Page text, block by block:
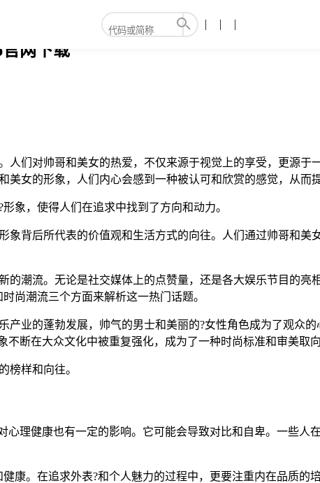
网下载
们对帅哥和美女的热爱，不仅来源于视觉上的享受，更源于
女的形象，人们内心会感到一种被认可和欣赏的感觉，从而
象，使得人们在追求中找到了方向和动力。
背后所代表的价值观和生活方式的向往。人们通过帅哥和美
潮流。无论是社交媒体上的点赞量，还是各大娱乐节目的亮
尚潮流三个方面来解析这一热门话题。
业的蓬勃发展，帅气的男士和美丽的?女性角色成为了观众
断在大众文化中被重复强化，成为了一种时尚标准和审美取向
榜样和向往。
理健康也有一定的影响。它可能会导致对比和自卑。一些人
康。在追求外表?和个人魅力的过程中，更要注重内在品质的